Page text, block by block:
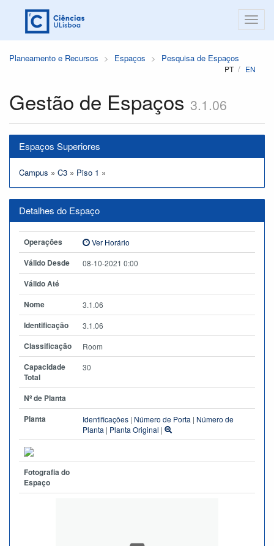
Planeamento e Recursos Espaços Pesquisa de Espaços
PT EN
Gestão de Espaços 3.1.06
Espaços Superiores
Campus » C3 » Piso 1 »
Detalhes do Espaço
Operações Ver Horário
Válido Desde 08-10-2021 0:00
Válido Até
Nome
3.1.06
Identificação 3.1.06
Classificação Room
Capacidade
Total
30
Nº de Planta
Planta
Identificações | Número de Porta | Número de
Planta | Planta Original |
Fotografia do
Espaço